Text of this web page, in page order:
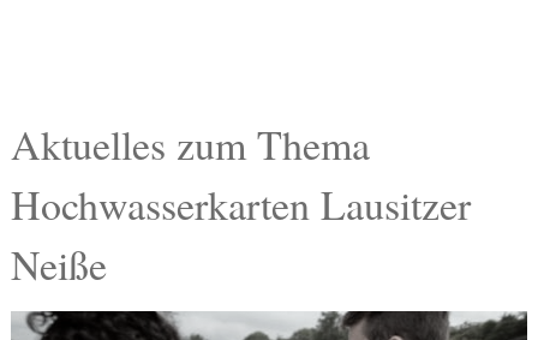
Kultur
Termine
Kostenlos
Aktuelles zum Thema
Hochwasserkarten Lausitzer
Neiße